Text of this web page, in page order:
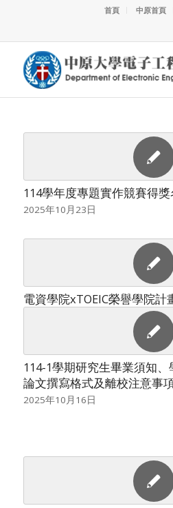
首頁 中原首頁
114學年度專題實作競賽得
2025年10月23日
電資學院xTOEIC榮譽學院計
114-1學期研究生畢業須知、
論文撰寫格式及離校注意事
2025年10月16日